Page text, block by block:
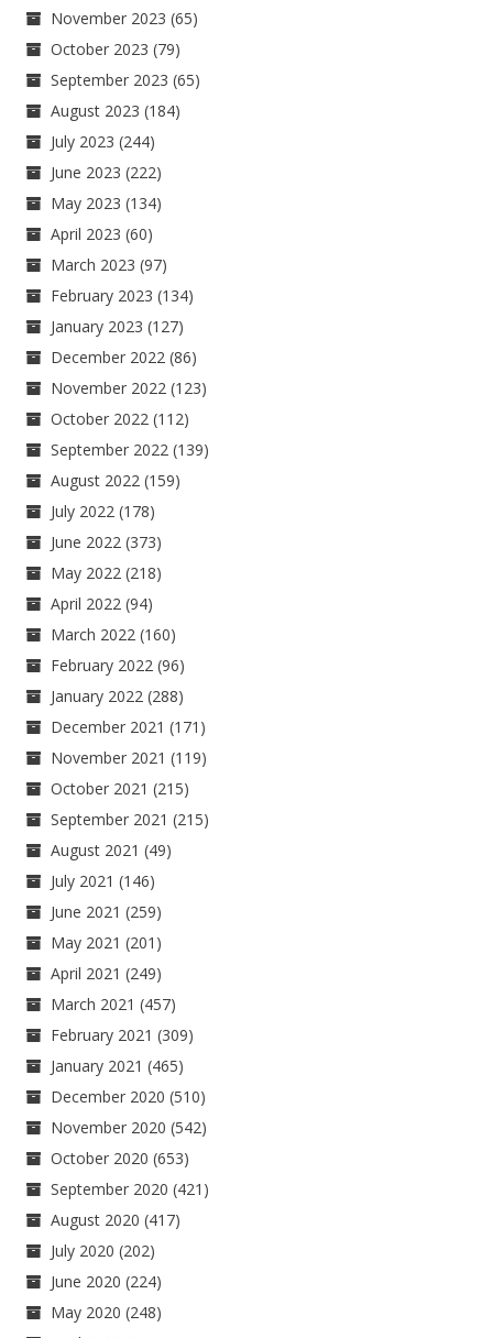
November 2023 (65)
October 2023 (79)
September 2023 (65)
August 2023 (184)
July 2023 (244)
June 2023 (222)
May 2023 (134)
April 2023 (60)
March 2023 (97)
February 2023 (134)
January 2023 (127)
December 2022 (86)
November 2022 (123)
October 2022 (112)
September 2022 (139)
August 2022 (159)
July 2022 (178)
June 2022 (373)
May 2022 (218)
April 2022 (94)
March 2022 (160)
February 2022 (96)
January 2022 (288)
December 2021 (171)
November 2021 (119)
October 2021 (215)
September 2021 (215)
August 2021 (49)
July 2021 (146)
June 2021 (259)
May 2021 (201)
April 2021 (249)
March 2021 (457)
February 2021 (309)
January 2021 (465)
December 2020 (510)
November 2020 (542)
October 2020 (653)
September 2020 (421)
August 2020 (417)
July 2020 (202)
June 2020 (224)
May 2020 (248)